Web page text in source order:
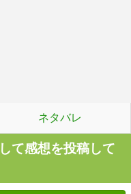
ネタバレ
て感想を投稿して